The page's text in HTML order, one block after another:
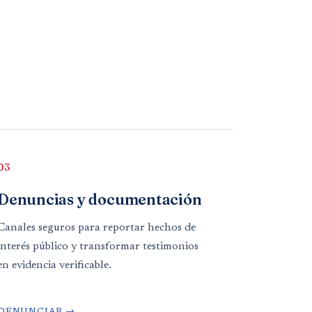
y documentación
seguros para reportar hechos de
público y transformar testimonios
evidencia verificable.